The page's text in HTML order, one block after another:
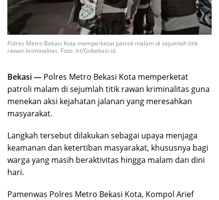
Polres Metro Bekasi Kota memperketat patroli malam di sejumlah titik
rawan kriminalitas. Foto: Ist/Gobekasi.id.
Bekasi — Polres Metro Bekasi Kota memperketat
patroli malam di sejumlah titik rawan kriminalitas guna
menekan aksi kejahatan jalanan yang meresahkan
masyarakat.
Langkah tersebut dilakukan sebagai upaya menjaga
keamanan dan ketertiban masyarakat, khususnya bagi
warga yang masih beraktivitas hingga malam dan dini
hari.
Pamenwas Polres Metro Bekasi Kota, Kompol Arief